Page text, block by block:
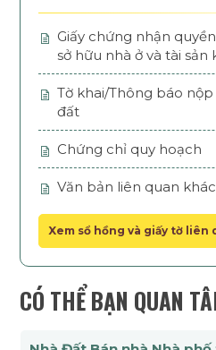
Giấy chứng nhận
sở hữu nhà ở và tài sản
Tờ khai/Thông báo
đất
Chứng chỉ quy hoạch
Văn bản liên quan khác
Xem sổ hồng và giấy tờ liên
CÓ THỂ BẠN QUAN